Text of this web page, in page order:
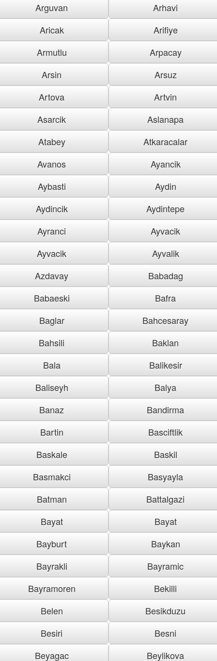
Arguvan
Arhavi
Aricak
Arifiye
Armutlu
Arpacay
Arsin
Arsuz
Artova
Artvin
Asarcik
Aslanapa
Atabey
Atkaracalar
Avanos
Ayancik
Aybasti
Aydin
Aydincik
Aydintepe
Ayranci
Ayvacik
Ayvacik
Ayvalik
Azdavay
Babadag
Babaeski
Bafra
Baglar
Bahcesaray
Bahsili
Baklan
Bala
Balikesir
Baliseyh
Balya
Banaz
Bandirma
Bartin
Basciftlik
Baskale
Baskil
Basmakci
Basyayla
Batman
Battalgazi
Bayat
Bayat
Bayburt
Baykan
Bayrakli
Bayramic
Bayramoren
Bekilli
Belen
Besikduzu
Besiri
Besni
Beyagac
Beylikova